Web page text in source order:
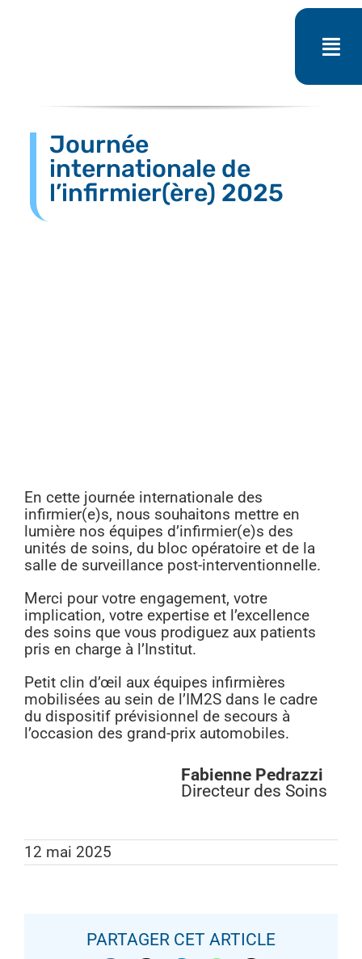
Journée
internationale de
l’infirmier(ère) 2025
En cette journée internationale des
infirmier(e)s, nous souhaitons mettre en
lumière nos équipes d’infirmier(e)s des
unités de soins, du bloc opératoire et de la
salle de surveillance post-interventionnelle.
Merci pour votre engagement, votre
implication, votre expertise et l’excellence
des soins que vous prodiguez aux patients
pris en charge à l’Institut.
Petit clin d’œil aux équipes infirmières
mobilisées au sein de l’IM2S dans le cadre
du dispositif prévisionnel de secours à
l’occasion des grand-prix automobiles.
Fabienne Pedrazzi
Directeur des Soins
12 mai 2025
PARTAGER CET ARTICLE